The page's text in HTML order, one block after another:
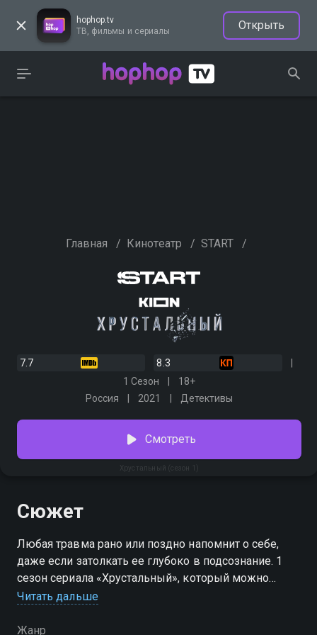
hophop.tv
ТВ, фильмы и сериалы
Открыть
Главная / Кинотеатр / START /
7.7
8.3
1 Сезон
18+
Россия
2021 Детективы
Хрустальный (сезон 1)
Смотреть
Сюжет
Любая травма рано или поздно напомнит о себе,
даже если затолкать ее глубоко в подсознание. 1
сезон сериала «Хрустальный», который можно
смотреть онлайн, — это детективная история от
сценариста Олега Маловичко. Ее главный герой
Читать дальше
Жанр